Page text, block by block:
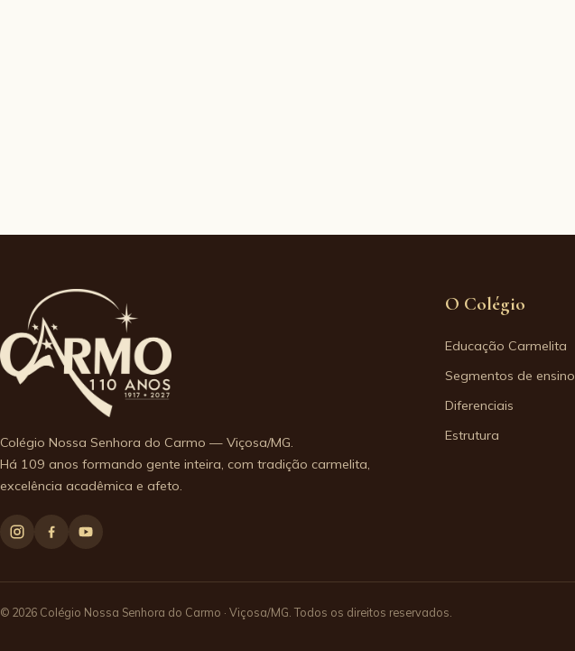
Colégio Nossa Senhora do Carmo — Viçosa/MG.
Há 109 anos formando gente inteira, com tradição carmelita,
excelência acadêmica e afeto.
O Colégio
Educação Carmelita
Segmentos de ensino
Diferenciais
Estrutura
© 2026 Colégio Nossa Senhora do Carmo · Viçosa/MG. Todos os direitos reservados.